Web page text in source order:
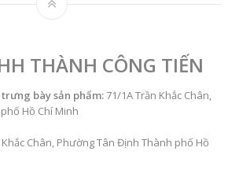
THÀNH CÔNG TIẾN
bày sản phẩm:71/1A Trần Khắc Chân,
Hồ Chí Minh
Chân, Phường Tân Định Thành phố Hồ